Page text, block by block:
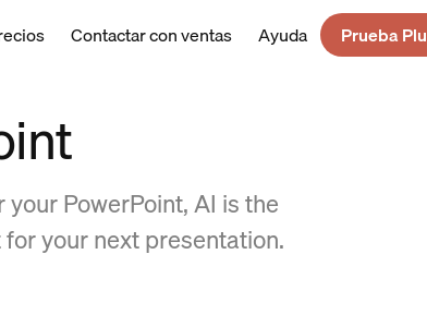
Contactar con ventas Ayuda
Prueba
PowerPoint, AI is the
your next presentation.